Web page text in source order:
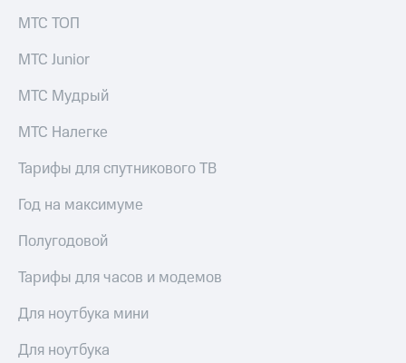
МТС ТОП
МТС Junior
МТС Мудрый
МТС Налегке
Тарифы для спутникового ТВ
Год на максимуме
Полугодовой
Тарифы для часов и модемов
Для ноутбука мини
Для ноутбука